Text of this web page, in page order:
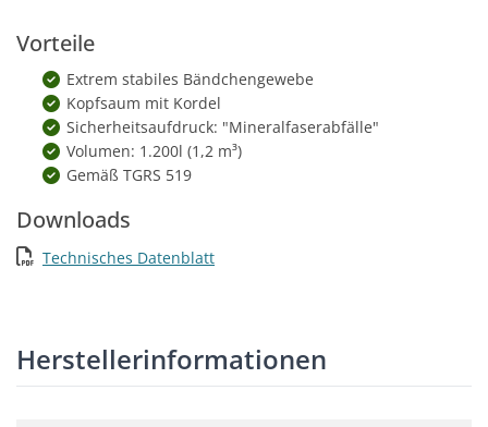
Vorteile
Extrem stabiles Bändchengewebe
Kopfsaum mit Kordel
Sicherheitsaufdruck: "Mineralfaserabfälle"
Volumen: 1.200l (1,2 m³)
Gemäß TGRS 519
Downloads
Technisches Datenblatt
Herstellerinformationen